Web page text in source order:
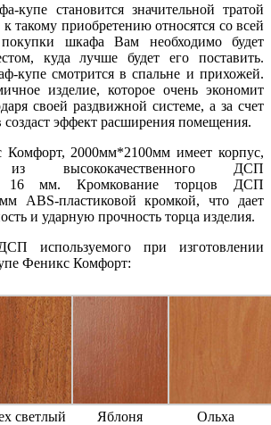
купе становится значительной тратой
такому приобретению относятся со всей
шкафа Вам необходимо будет
куда лучше будет его поставить.
купе смотрится в спальне и прихожей.
изделие, которое очень экономит
своей раздвижной системе, а за счет
создаст эффект расширения помещения.
2000мм*2100мм имеет корпус,
из высококачественного ДСП
16 мм. Кромкование торцов ДСП
ABS-пластиковой кромкой, что дает
и ударную прочность торца изделия.
используемого при изготовлении
Феникс Комфорт:
светлый Яблоня Ольха